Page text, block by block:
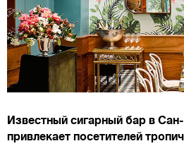
Известный сигарный бар в
привлекает посетителей